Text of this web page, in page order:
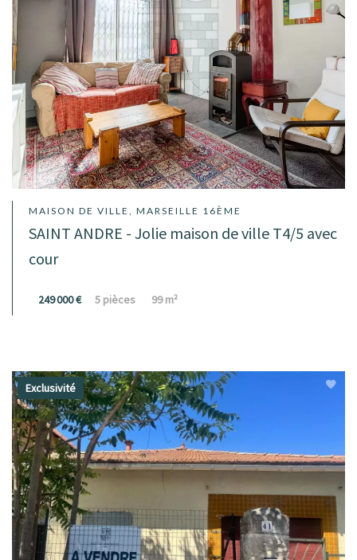
MAISON DE VILLE, MARSEILLE 16ÈME
SAINT ANDRE - Jolie maison de ville T4/5 avec
cour
249 000 € 5 pièces 99 m²
Exclusivité